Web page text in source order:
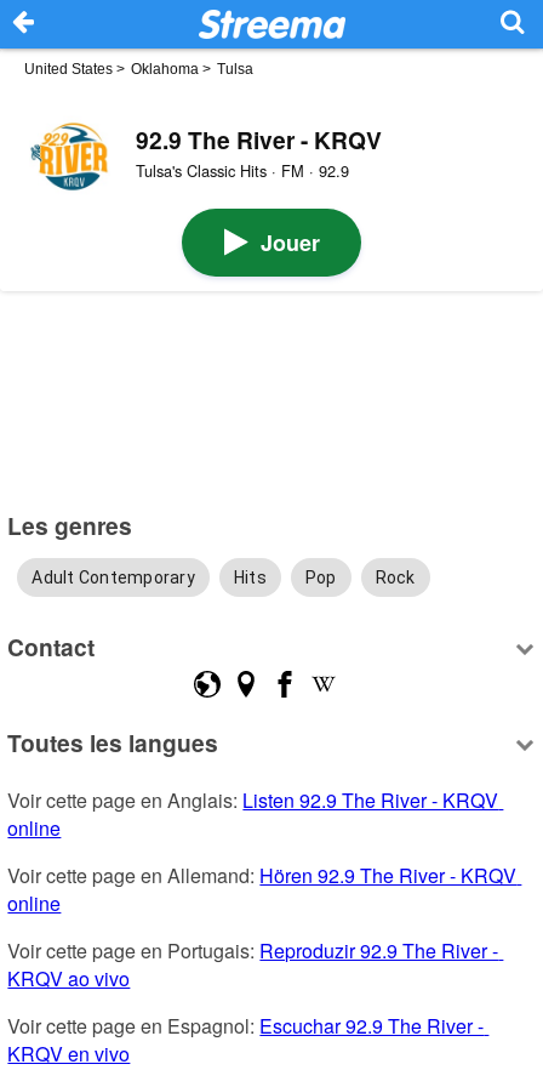
United States > Oklahoma > Tulsa
92.9 The River - KRQV
Tulsa's Classic Hits · FM · 92.9
Jouer
Les genres
Adult Contemporary Hits Pop Rock
Contact
Toutes les langues
Voir cette page en Anglais: Listen 92.9 The River - KRQV
online
Voir cette page en Allemand: Hören 92.9 The River - KRQV
online
Voir cette page en Portugais: Reproduzir 92.9 The River -
KRQV ao vivo
Voir cette page en Espagnol: Escuchar 92.9 The River -
KRQV en vivo